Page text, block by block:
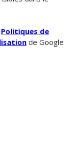
Politiques de
de Google